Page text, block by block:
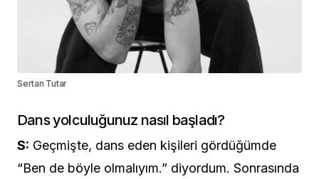
Sertan Tutar
Dans yolculuğunuz nasıl başladı?
S: Geçmişte, dans eden kişileri gördüğümde
“Ben de böyle olmalıyım.” diyordum. Sonrasında